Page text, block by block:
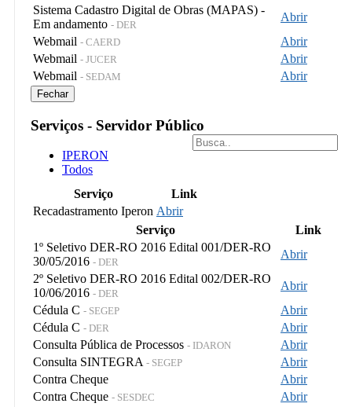
Sistema Cadastro Digital de Obras (MAPAS) -
Em andamento - DER
Abrir
Webmail - CAERD
Abrir
Webmail - JUCER
Abrir
Webmail - SEDAM Abrir
Fechar
Serviços - Servidor Público
IPERON
Todos
Serviço
Link
Recadastramento Iperon Abrir
Serviço
Link
1º Seletivo DER-RO 2016 Edital 001/DER-RO
30/05/2016 - DER
Abrir
2º Seletivo DER-RO 2016 Edital 002/DER-RO
10/06/2016 - DER
Abrir
Cédula C - SEGEP
Abrir
Cédula C - DER
Abrir
Consulta Pública de Processos - IDARON
Abrir
Consulta SINTEGRA - SEGEP
Abrir
Contra Cheque
Abrir
Contra Cheque - SESDEC Abrir